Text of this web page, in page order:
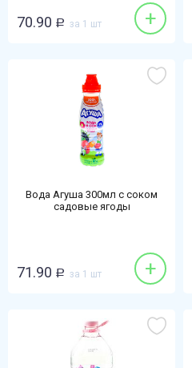
70.90 Р за 1 шт +
Вода Агуша 300мл с соком
садовые ягоды
71.90 Р за 1 шт +